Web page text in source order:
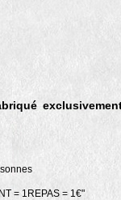
= 1REPAS = 1€"